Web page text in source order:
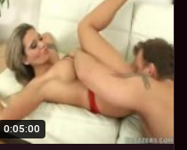
0:05:00